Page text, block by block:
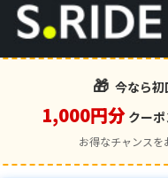
🎁 今なら初
1,000円分 クー
お得なチャンスを